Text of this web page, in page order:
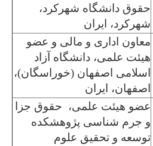
حقوق دانشگاه شهرکرد،
شهرکرد، ایران
معاون اداری و مالی و عضو
هیئت علمی، دانشگاه آزاد
اسلامی اصفهان (خوراسگان)،
اصفهان، ایران
عضو هیئت علمی، حقوق جزا
و جرم شناسی پژوهشکده
توسعه و تحقیق علوم